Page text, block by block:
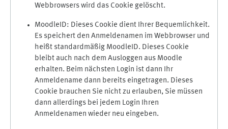
Webbrowsers wird das Cookie gelöscht.
MoodleID: Dieses Cookie dient Ihrer Bequemlichkeit.
Es speichert den Anmeldenamen im Webbrowser und
heißt standardmäßig MoodleID. Dieses Cookie
bleibt auch nach dem Ausloggen aus Moodle
erhalten. Beim nächsten Login ist dann Ihr
Anmeldename dann bereits eingetragen. Dieses
Cookie brauchen Sie nicht zu erlauben, Sie müssen
dann allerdings bei jedem Login Ihren
Anmeldenamen wieder neu eingeben.